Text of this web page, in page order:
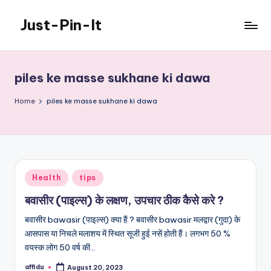
content
Just-Pin-It
piles ke masse sukhane ki dawa
Home piles ke masse sukhane ki dawa
Posted
in
Health tips
बवासीर (पाइल्स) के लक्षण, उपचार ठीक कैसे करे ?
बवासीर bawasir (पाइल्स) क्या हैं ? बवासीर bawasir मलद्वार (गुदा) के
आसपास या निचले मलाशय में स्थित सूजी हुई नसें होती हैं। लगभग 50 %
वयस्क लोग 50 वर्ष की…
affidu August 20, 2023